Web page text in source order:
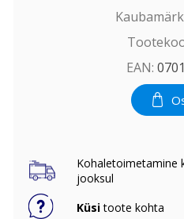
EAN:
Kohaletoimetamine
jooksul
Küsitoote kohta